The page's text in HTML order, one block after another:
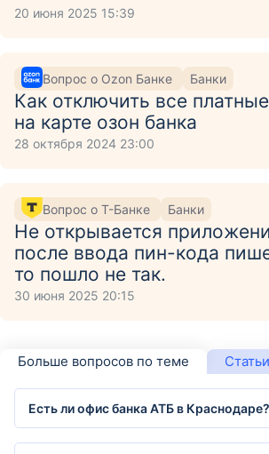
20 июня 2025 15:39
Вопрос о Ozon Банке Банки
Как отключить все
на карте озон банка
28 октября 2024 23:00
Вопрос о Т-Банке Банки
Не открывается
после ввода пин-кода
то пошло не так.
30 июня 2025 20:15
Больше вопросов по теме
Есть ли офис банка АТБ в Краснодаре?